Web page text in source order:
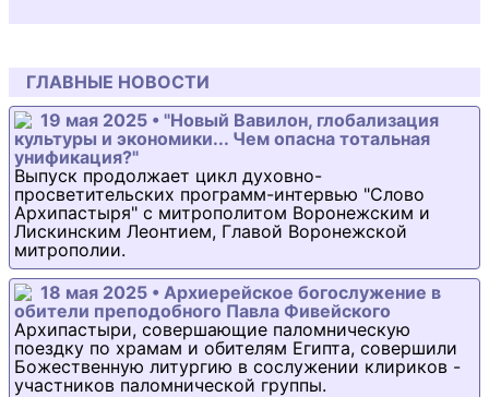
ГЛАВНЫЕ НОВОСТИ
19 мая 2025 • "Новый Вавилон, глобализация
культуры и экономики... Чем опасна тотальная
унификация?"
Выпуск продолжает цикл духовно-
просветительских программ-интервью "Слово
Архипастыря" с митрополитом Воронежским и
Лискинским Леонтием, Главой Воронежской
митрополии.
18 мая 2025 • Архиерейское богослужение в
обители преподобного Павла Фивейского
Архипастыри, совершающие паломническую
поездку по храмам и обителям Египта, совершили
Божественную литургию в сослужении клириков -
участников паломнической группы.